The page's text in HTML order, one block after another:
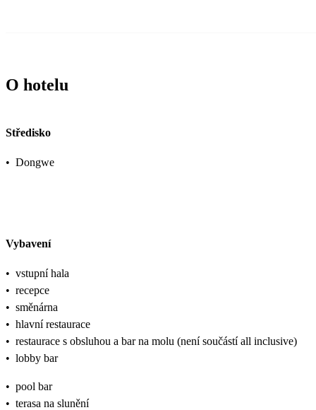
O hotelu
Středisko
• Dongwe
Vybavení
• vstupní hala
• recepce
• směnárna
• hlavní restaurace
• restaurace s obsluhou a bar na molu (není součástí all inclusive)
• lobby bar
• pool bar
• terasa na slunění